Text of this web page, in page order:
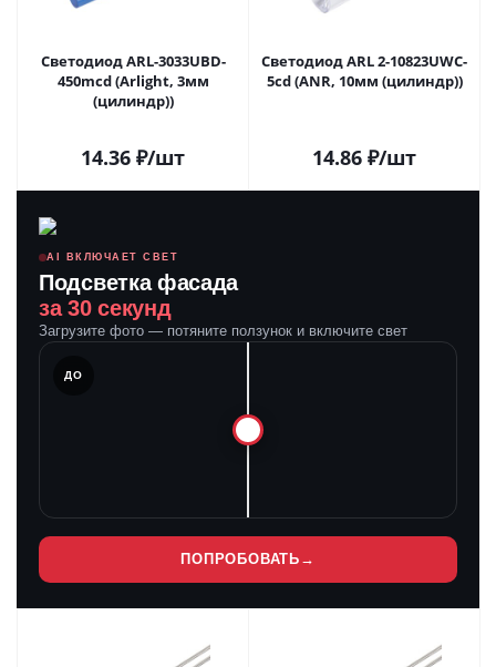
Светодиод ARL-3033UBD-
450mcd (Arlight, 3мм
(цилиндр))
14.36 ₽/шт
Светодиод ARL 2-10823UWC-
5cd (ANR, 10мм (цилиндр))
14.86 ₽/шт
AI ВКЛЮЧАЕТ СВЕТ
Подсветка фасада
за 30 секунд
Загрузите фото — потяните ползунок и включите свет
ДО
ПОПРОБОВАТЬ →